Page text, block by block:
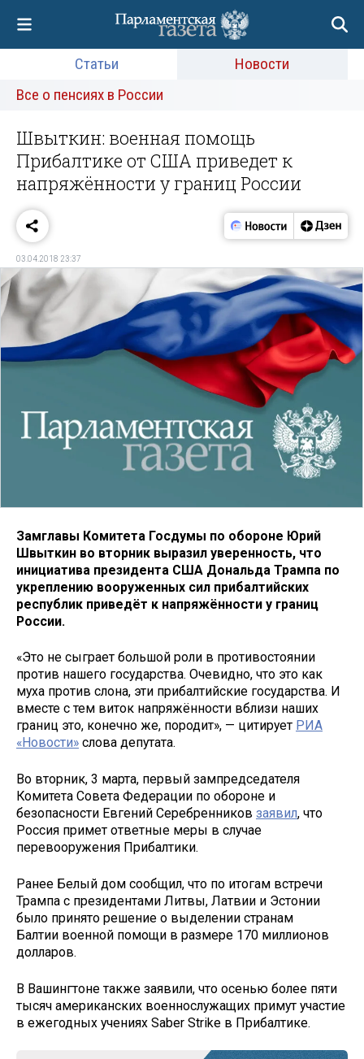
Статьи
Новости
Все о пенсиях в России
Швыткин: военная помощь
Прибалтике от США приведет к
напряжённости у границ России
03.04.2018 23:37
Замглавы Комитета Госдумы по обороне Юрий
Швыткин во вторник выразил уверенность, что
инициатива президента США Дональда Трампа по
укреплению вооруженных сил прибалтийских
республик приведёт к напряжённости у границ
России.
«Это не сыграет большой роли в противостоянии
против нашего государства. Очевидно, что это как
муха против слона, эти прибалтийские государства. И
вместе с тем виток напряжённости вблизи наших
границ это, конечно же, породит», — цитирует РИА
«Новости» слова депутата.
Во вторник, 3 марта, первый зампредседателя
Комитета Совета Федерации по обороне и
безопасности Евгений Серебренников заявил, что
Россия примет ответные меры в случае
перевооружения Прибалтики.
Ранее Белый дом сообщил, что по итогам встречи
Трампа с президентами Литвы, Латвии и Эстонии
было принято решение о выделении странам
Балтии военной помощи в размере 170 миллионов
долларов.
В Вашингтоне также заявили, что осенью более пяти
тысяч американских военнослужащих примут участие
в ежегодных учениях Saber Strike в Прибалтике.